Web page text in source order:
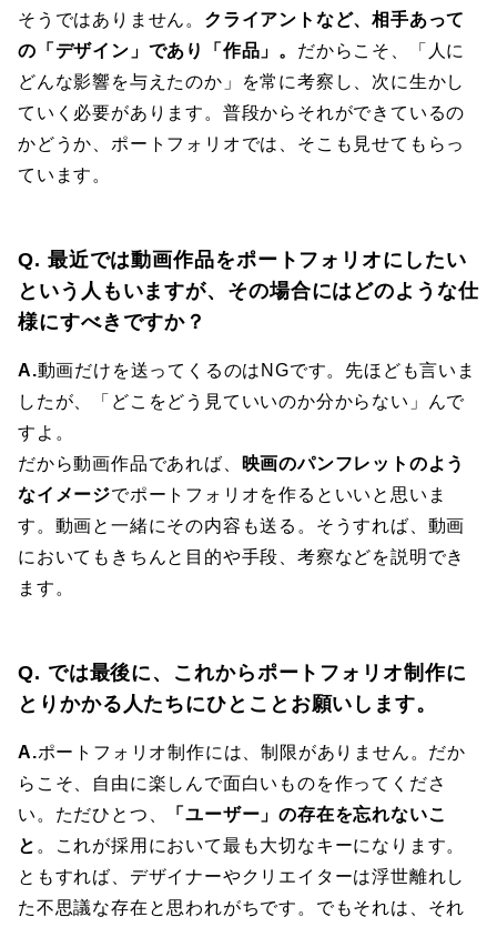
そうではありません。 クライアントなど、相手あって
の「デザイン」であり「作品」。 だからこそ、「人に
どんな影響を与えたのか」を常に考察し、次に生かし
ていく必要があります。普段からそれができているの
かどうか、ポートフォリオでは、そこも見せてもらっ
ています。
Q. 最近では動画作品をポートフォリオにしたい
という人もいますが、その場合にはどのような仕
様にすべきですか？
A.動画だけを送ってくるのはNGです。先ほども言いま
したが、「どこをどう見ていいのか分からない」んで
すよ。
だから動画作品であれば、
映画のパンフレットのよう
なイメージでポートフォリオを作るといいと思いま
す。動画と一緒にその内容も送る。そうすれば、動画
においてもきちんと目的や手段、考察などを説明でき
ます。
Q. では最後に、これからポートフォリオ制作に
とりかかる人たちにひとことお願いします。
A.ポートフォリオ制作には、制限がありません。だか
らこそ、自由に楽しんで面白いものを作ってくださ
い。ただひとつ、
「ユーザー」の存在を忘れないこ
と 。これが採用において最も大切なキーになります。
ともすれば、デザイナーやクリエイターは浮世離れし
た不思議な存在と思われがちです。でもそれは、それ